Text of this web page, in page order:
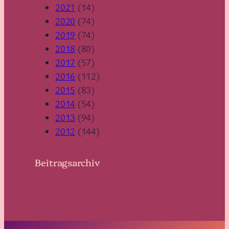
Beitragsarchiv
2021 (14)
2020 (74)
2019 (74)
2018 (80)
2017 (57)
2016 (112)
2015 (83)
2014 (54)
2013 (94)
2012 (144)